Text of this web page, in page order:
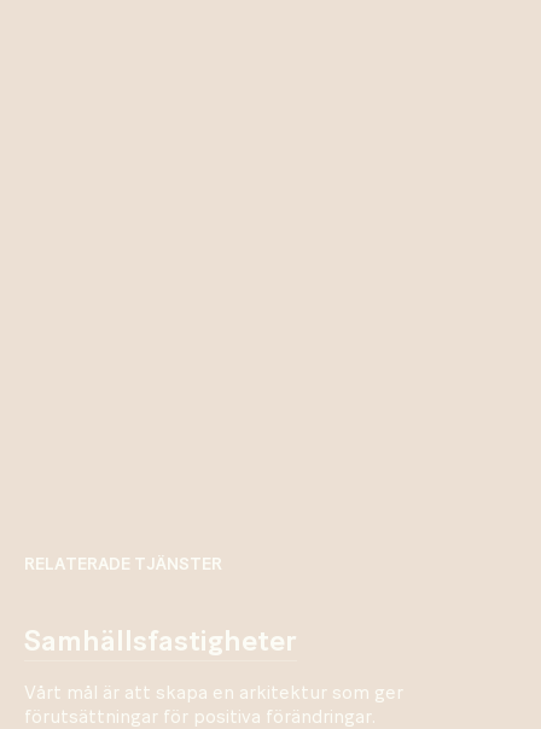
RELATERADE TJÄNSTER
samhällsfastigheter
Vårt mål är att skapa en arkitektur som ger
förutsättningar för positiva förändringar.